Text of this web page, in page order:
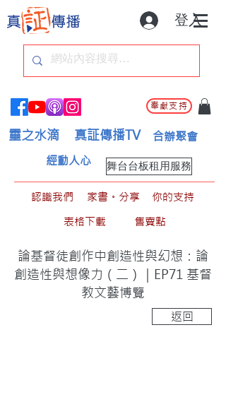
登入
奉獻支持
靈之水滴 真証傳播TV 合辦聚會
舞台台板租用服務
經動人心
認識我們 家書。分享
你的支持
表格下載
售賣點
論基督徒創作中創造性與幻想：論
創造性與想像力（二）｜EP71 基督
教文藝博覽
返回